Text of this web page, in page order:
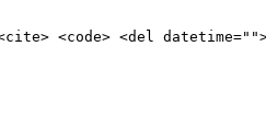
<code> <del